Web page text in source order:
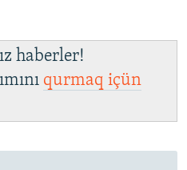
haberler!
qurmaq içün